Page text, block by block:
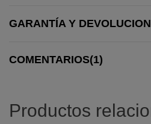
GARANTÍA Y
COMENTARIOS(1)
Productos